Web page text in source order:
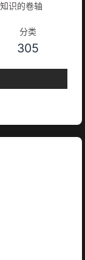
识的卷轴
分类
305